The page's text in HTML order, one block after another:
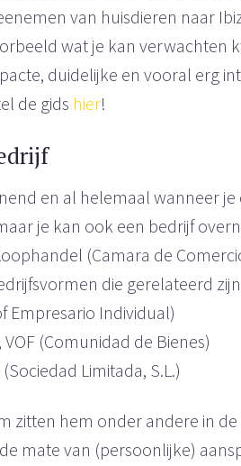
van huisdieren naar
wat je kan verwachten
duidelijke en vooral erg
de gids hier!
en al helemaal wanneer
je kan ook een bedrijf
(Camara de
die gerelateerd
Empresario Individual)
(Comunidad de Bienes)
Limitada, S.L.)
zitten hem onder andere in
mate van (persoonlijke)